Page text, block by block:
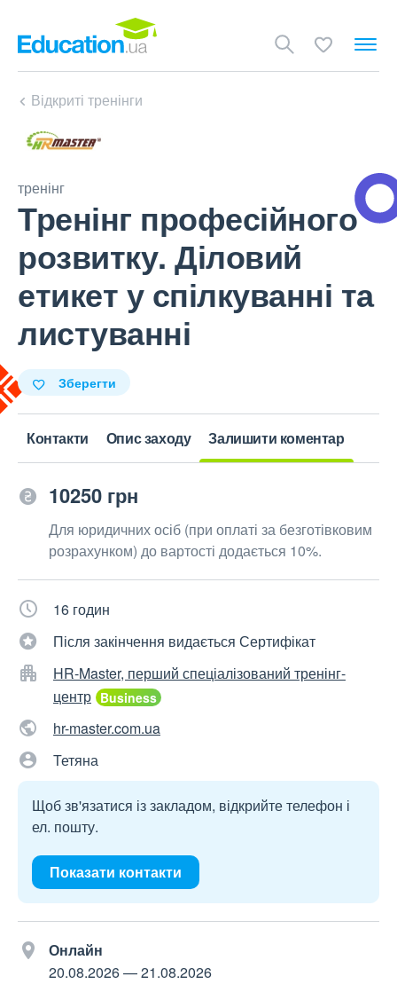
Відкриті тренінги
тренінг
Тренінг професійного
розвитку. Діловий
етикет у спілкуванні та
листуванні
Зберегти
Контакти Опис заходу Залишити коментар
10250 грн
Для юридичних осіб (при оплаті за безготівковим
розрахунком) до вартості додається 10%.
16 годин
Після закінчення видається Сертифікат
HR-Master, перший спеціалізований тренінг-
центр
hr-master.com.ua
Тетяна
Щоб зв'язатися із закладом, відкрийте телефон і
ел. пошту.
Показати контакти
Онлайн
20.08.2026—21.08.2026